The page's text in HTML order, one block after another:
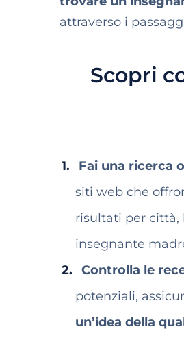
attraverso i
Scopri
Fai una ricerca
siti web che
risultati per città,
insegnante
Controlla le
potenziali,
un’idea della